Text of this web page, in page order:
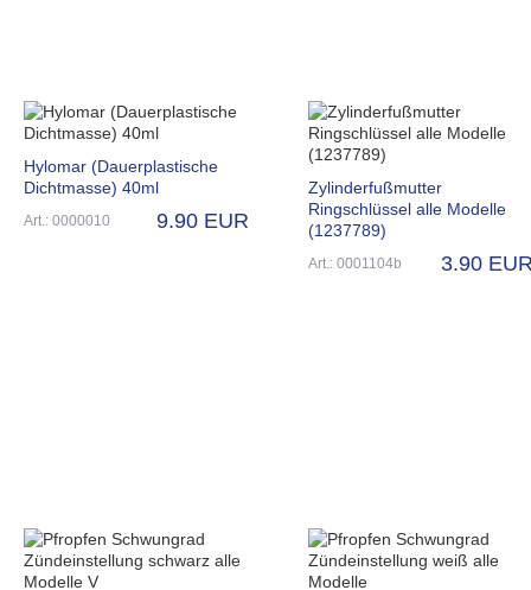
Hylomar (Dauerplastische
Dichtmasse) 40ml
Art.: 0000010 9.90 EUR
Zylinderfußmutter
Ringschlüssel alle Modelle
(1237789)
Art.: 0001104b 3.90